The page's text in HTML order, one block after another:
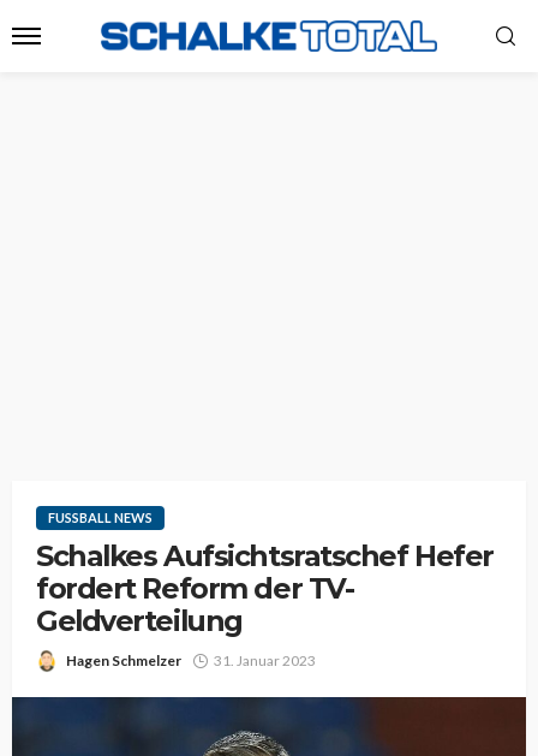
FUSSBALL NEWS
Schalkes Aufsichtsratschef Hefer
fordert Reform der TV-
Geldverteilung
Hagen Schmelzer 31. Januar 2023